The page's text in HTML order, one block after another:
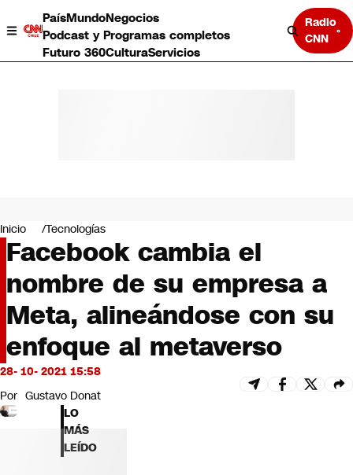
PaísMundoNegocios
Podcast y Programas completos
Futuro 360CulturaServicios
Radio
CNN
Negocios
Deportes
Programas completos
Cultura
Servicios
Bits
CNN tiempo
Futuro 360
Inicio Tecnologías
Facebook cambia el
nombre de su empresa a
Meta, alineándose con su
enfoque al metaverso
28- 10- 2021 15:58
Por Gustavo Donat
LO
MÁS
LEÍDO